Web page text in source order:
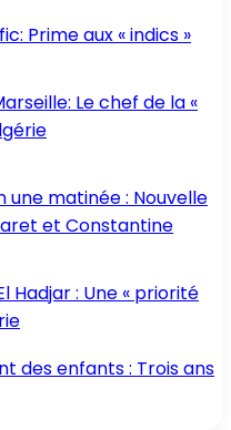
Prime aux « indics »
Le chef de la «
une matinée : Nouvelle
et Constantine
Hadjar : Une « priorité
des enfants : Trois ans